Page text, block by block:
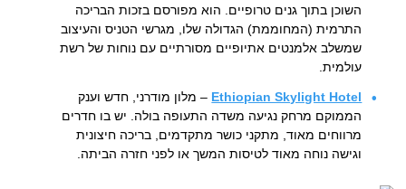
השוכן בתוך גנים טרופיים. הוא מפורסם בזכות הבריכה
התרמית (המחוממת) הגדולה שלו, מגרשי הטניס והעיצוב
שמשלב אלמנטים אתיופיים מסורתיים עם נוחות של רשת
עולמית.
Ethiopian Skylight Hotel – מלון מודרני, חדש וענק
הממוקם מרחק נגיעה משדה התעופה בולה. יש בו חדרים
מרווחים מאוד, מתקני כושר מתקדמים, בריכה חיצונית
וגישה נוחה מאוד לטיסות המשך או לפני חזרה הביתה.